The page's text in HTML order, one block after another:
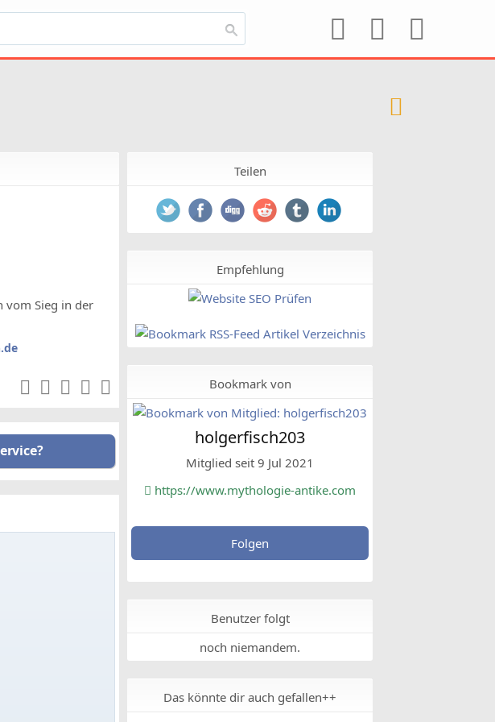
vom Sieg in der
Teilen
Empfehlung
Bookmark von
holgerfisch203
Mitglied seit 9 Jul 2021
https://www.mythologie-antike.com
Folgen
Benutzer folgt
noch niemandem.
Das könnte dir auch gefallen++